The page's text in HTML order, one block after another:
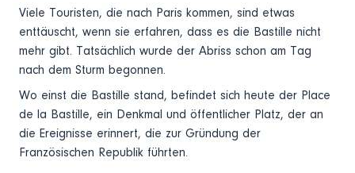
Viele Touristen, die nach Paris kommen, sind etwas
enttäuscht, wenn sie erfahren, dass es die Bastille nicht
mehr gibt. Tatsächlich wurde der Abriss schon am Tag
nach dem Sturm begonnen.
Wo einst die Bastille stand, befindet sich heute der Place
de la Bastille, ein Denkmal und öffentlicher Platz, der an
die Ereignisse erinnert, die zur Gründung der
Französischen Republik führten.